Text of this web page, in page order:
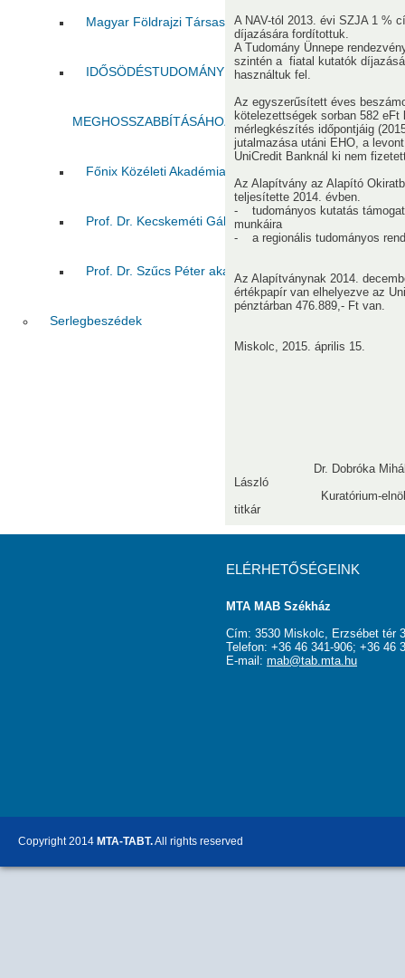
Magyar Földrajzi Társaság Borsodi Osztályának
IDŐSÖDÉSTUDOMÁNY A COVID-19 IDEJÉN:
MEGHOSSZABBÍTÁSÁHOZ ÉS AZ IDŐSKORI
Főnix Közéleti Akadémia VIII. évad előadásai:
Prof. Dr. Kecskeméti Gábor akadémiai székfoglaló
Prof. Dr. Szűcs Péter akadémiai székfoglaló előadása
Serlegbeszédek
A NAV-tól 2013. évi SZJA 1 %
díjazására fordítottuk.
A Tudomány Ünnepe
szintén a fiatal kutatók
használtuk fel.
Az egyszerűsített éves
kötelezettségek sorban 582
mérlegkészítés időpontjáig
jutalmazása utáni EHO, a
UniCredit Banknál ki nem
Az Alapítvány az Alapító
teljesítette 2014. évben.
- tudományos kutatás
munkáira
- a regionális tudományos
Az Alapítványnak 2014.
értékpapír van elhelyezve az
pénztárban 476.889,- Ft van.
Miskolc, 2015. április 15.
Dr. Dobróka
László
Kuratórium-
titkár
ELÉRHETŐSÉGEINK
MTA MAB Székház
Cím: 3530 Miskolc, Erzsébet tér
Telefon: +36 46 341-906; +36 46
E-mail: mab@tab.mta.hu
Copyright 2014 MTA-TABT.All rights reserved